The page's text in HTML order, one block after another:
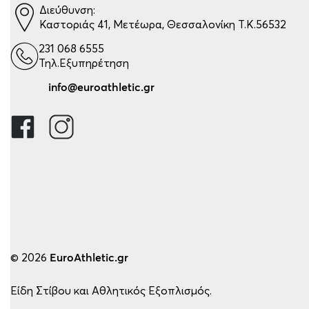
Διεύθυνση:
Καστοριάς 41, Μετέωρα, Θεσσαλονίκη Τ.Κ.56532
231 068 6555
Τηλ.Εξυπηρέτηση
info@euroathletic.gr
© 2026 EuroAthletic.gr
Είδη Στίβου και Αθλητικός Εξοπλισμός.